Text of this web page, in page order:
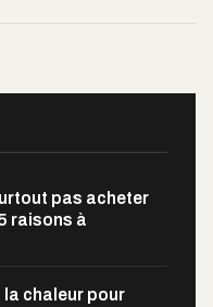
pas acheter
raisons à
chaleur pour